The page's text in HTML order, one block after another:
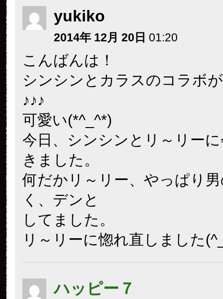
yukiko
2014年 12月 20日 01:20
こんばんは！
シンシンとカラスのコラボ
♪♪♪
可愛い(*^_^*)
今日、シンシンとリ～リー
きました。
何だかリ～リー、やっぱり
く、デンと
してました。
リ～リーに惚れ直しました
ハッピー７